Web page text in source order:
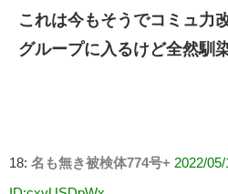
これは今もそうでコミュ力
グループに入るけど全然馴
18: 名も無き被検体774号+ 2022/